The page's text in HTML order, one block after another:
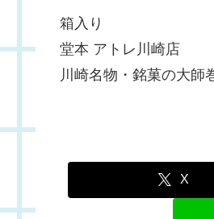
箱入り
堂本 アトレ川崎店
川崎名物・銘菓の大師
X